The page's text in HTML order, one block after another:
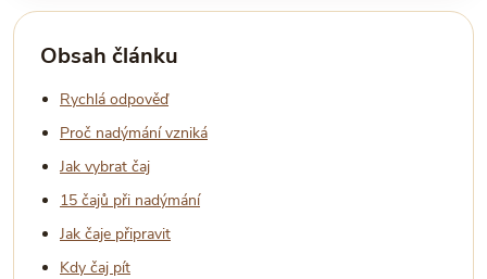
Obsah článku
Rychlá odpověď
Proč nadýmání vzniká
Jak vybrat čaj
15 čajů při nadýmání
Jak čaje připravit
Kdy čaj pít